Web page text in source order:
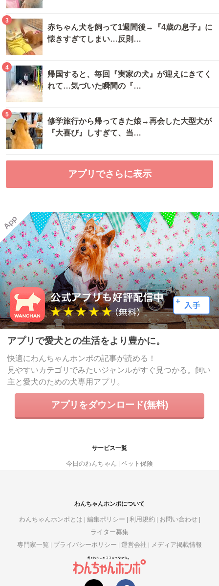
3
赤ちゃん犬を飼って1週間後→『4歳の息子』に
懐きすぎてしまい…反則…
4
帰国すると、毎回『実家の犬』が迎えにきてく
れて…気づいた瞬間の『…
5
修学旅行から帰ってきた娘→再会した大型犬が
『大喜び』しすぎて、当…
アプリでさらに表示
アプリで愛犬との生活をより豊かに。
快適にわんちゃんホンポの記事が読める！
見やすいカテゴリでみたいジャンルがすぐ見つかる。飼い
主と愛犬のための犬専用アプリ。
アプリをダウンロード(無料)
サービス一覧
今日のわんちゃん ペット保険
わんちゃんホンポについて
わんちゃんホンポとは 編集ポリシー 利用規約
お問い合わせ
ライター募集
専門家一覧
プライバシーポリシー 運営会社 メディア掲載情報